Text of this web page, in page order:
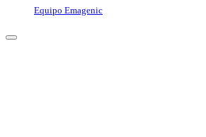
Equipo Emagenic